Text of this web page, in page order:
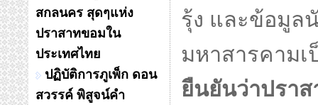
สกลนคร สุดๆแห่ง
ปราสาทขอมใน
ประเทศไทย
ปฏิบัติการภูเพ็ก ดอน
สวรรค์ พิสูจน์คำ
รุ้ง และข้อมูล
มหาสารคาม
ยืนยันว่าปรา